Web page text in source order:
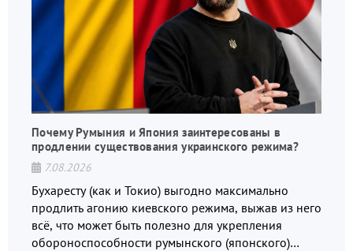
Почему Румыния и Япония заинтересованы в
продлении существования украинского режима?
7.08.2026
Бухаресту (как и Токио) выгодно максимально
продлить агонию киевского режима, выжав из него
всё, что может быть полезно для укрепления
обороноспособности румынского (японского)